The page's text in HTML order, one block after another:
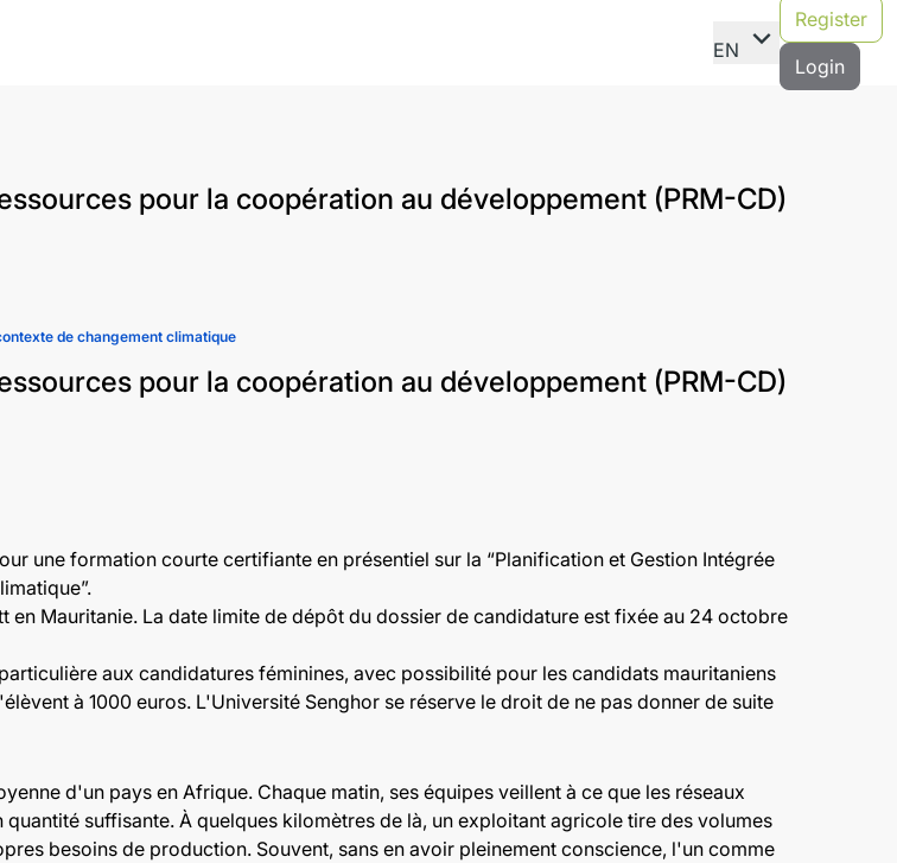
EN expand_more
Register
Login
pour la coopération au développement (PRM-CD)
de changement climatique
pour la coopération au développement (PRM-CD)
une formation courte certifiante en présentiel sur la “Planification et Gestion Intégrée
Mauritanie. La date limite de dépôt du dossier de candidature est fixée au 24 octobre
aux candidatures féminines, avec possibilité pour les candidats mauritaniens
à 1000 euros. L'Université Senghor se réserve le droit de ne pas donner de suite
d'un pays en Afrique. Chaque matin, ses équipes veillent à ce que les réseaux
suffisante. À quelques kilomètres de là, un exploitant agricole tire des volumes
besoins de production. Souvent, sans en avoir pleinement conscience, l'un comme